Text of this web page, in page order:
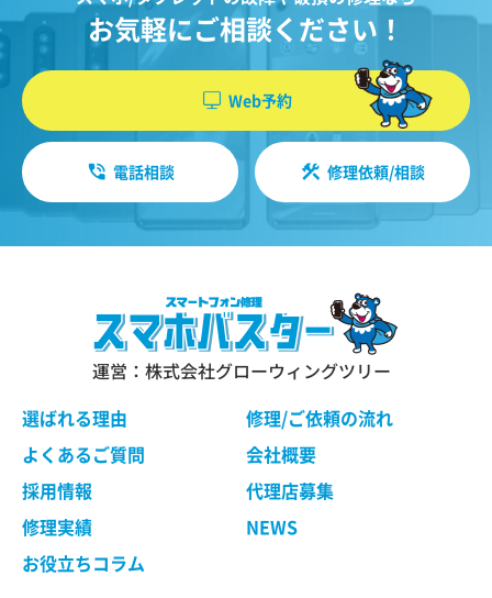
当社は、ユーザーについて、利用したサービス
やソフトウエア、購入した商品、閲覧したペー
ジや広告の履歴、検索した検索キーワード、利
用日時、利用方法、利用環境（携帯端末を通じ
てご利用の場合の当該端末の通信状態、利用に
際しての各種設定情報なども含みます）、IPア
ドレス、クッキー情報、位置情報、端末の個体
識別情報などの履歴情報および特性情報を、ユ
はページを閲覧する際に収集します。
第３条（個人情報を収集・利用する目的）
当社が個人情報を収集・利用する目的は、以下の
とおりです。
だくために、氏名、住所、連絡先、支払方法な
どの登録情報、利用されたサービスや購入され
た商品、およびそれらの代金などに関する情報
機能・性能を修復・維持することを目的として、
本サービスを提供致します。お客様の利用目的や
機能・性能に関する特別のご要望等に合致する状
態にすることをお約束するものではありません。
修理依頼品の点検作業の結果、その状態・状況に
よっては修理等の処理ができない場合があります
ので、ご了承ください。 当社は、お客様の修理依
頼品の状態、故障部分あるいは当社の事情によ
り、修理による対応が不可能、困難または合理的
の製品・異機種を含みます）（以下「交換品」と
言います）と修理依頼品との交換をもって、本サ
ービスの提供とさせていただく場合がございま
す。交換品との交換にご同意いただけない場合
として取り扱わせていただきます。
第４条 修理の手続き
本規約に基づき当社が行う修理は、当社各店舗、
当社ホームページでご確認ください。 当社が修理
依頼品をお預かりする前に、お客様により修理依
お気軽にご相談ください！
Web予約
電話相談 修理依頼/相談
運営：株式会社グローウィングツリー
選ばれる理由
修理/ご依頼の流れ
よくあるご質問
会社概要
採用情報
代理店募集
修理実績
NEWS
お役立ちコラム